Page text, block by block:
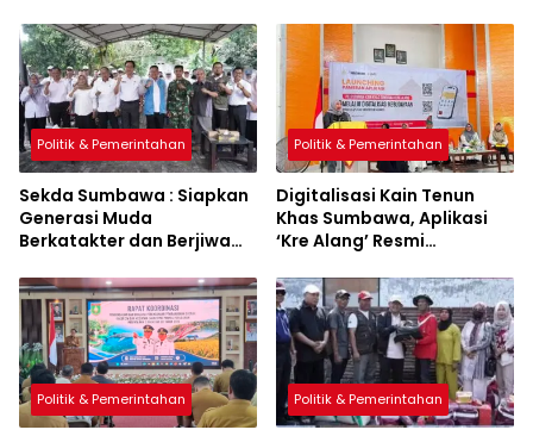
Politik & Pemerintahan
Sekda Sumbawa : Siapkan
Generasi Muda
Berkatakter dan Berjiwa
Politik & Pemerintahan
Digitalisasi Kain Tenun
Khas Sumbawa, Aplikasi
‘Kre Alang’ Resmi
Politik & Pemerintahan Politik & Pemerintahan